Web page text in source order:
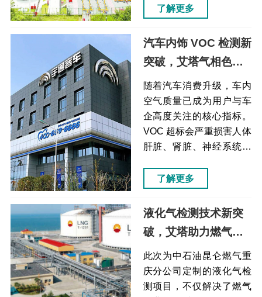
的技术优势，解决油品质
控核心需求，为石化企业
生产合规、绿色环保油品
提供坚实技术支撑。艾塔
仪器始终坚持技术创新与
国产仪器自主研发，用专
业检测方案服务能源化工
领域，推动油品质量升级
与行业绿色低碳发展，助
力国产分析仪器在高端石
了解更多
汽车内饰 VOC 检测新
突破，艾塔气相色谱
仪守护车内健康环境
随着汽车消费升级，车内
空气质量已成为用户与车
企高度关注的核心指标。
VOC 超标会严重损害人体
肝脏、肾脏、神经系统与
通集团打造的 VOC 检测
解决方案，不仅填补了企
业内饰品质管控需求，更
以成熟技术与标准化方
法，为汽车行业绿色发
展、健康出行提供关键支
撑。艾塔仪器始终坚持以
高精度、高稳定性的分析
了解更多
液化气检测技术新突
破，艾塔助力燃气品
质管控
此次为中石油昆仑燃气重
庆分公司定制的液化气检
测项目，不仅解决了燃气